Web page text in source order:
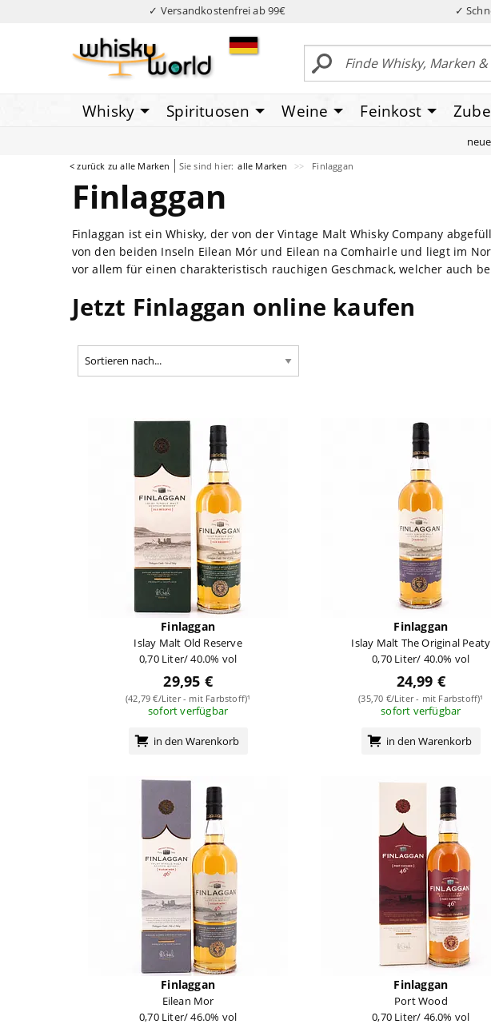
✓ Versandkostenfrei ab 99€ ✓
Whisky Spirituosen Weine Feinkost
< zurück zu alle Marken Sie sind hier: alle Marken Finlaggan
Finlaggan
Finlaggan ist ein Whisky, der von der Vintage Malt Whisky Company
von den beiden Inseln Eilean Mór und Eilean na Comhairle und liegt im
vor allem für einen charakteristisch rauchigen Geschmack, welcher auch
Jetzt Finlaggan online kaufen
Finlaggan
Islay Malt Old Reserve
0,70 Liter/ 40.0% vol
29,95 €
(42,79 €/Liter - mit Farbstoff)¹
sofort verfügbar
in den Warenkorb
Finlaggan
Islay Malt The Original Peaty
0,70 Liter/ 40.0% vol
24,99 €
(35,70 €/Liter - mit Farbstoff)¹
sofort verfügbar
in den Warenkorb
Finlaggan
Eilean Mor
0,70 Liter/ 46.0% vol
Finlaggan
Port Wood
0,70 Liter/ 46.0% vol